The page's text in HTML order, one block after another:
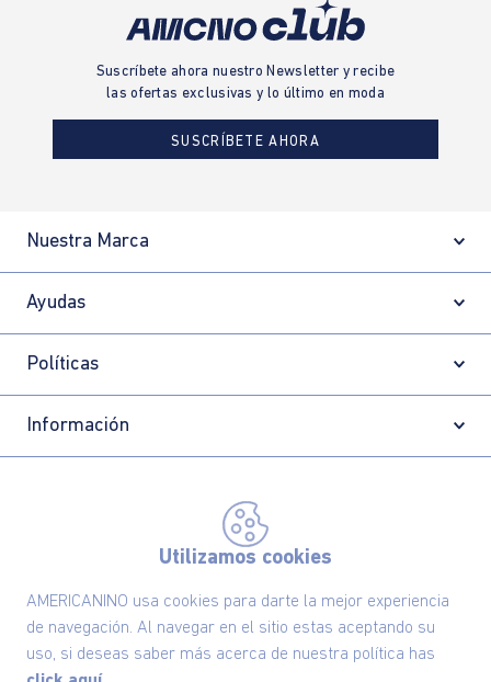
Utilizamos cookies
AMERICANINO usa cookies para darte la mejor experiencia
de navegación. Al navegar en el sitio estas aceptando su
uso, si deseas saber más acerca de nuestra política has
Suscríbete ahora nuestro Newsletter y recibe
las ofertas exclusivas y lo último en moda
SUSCRÍBETE AHORA
Nuestra Marca
Ayudas
Políticas
Información